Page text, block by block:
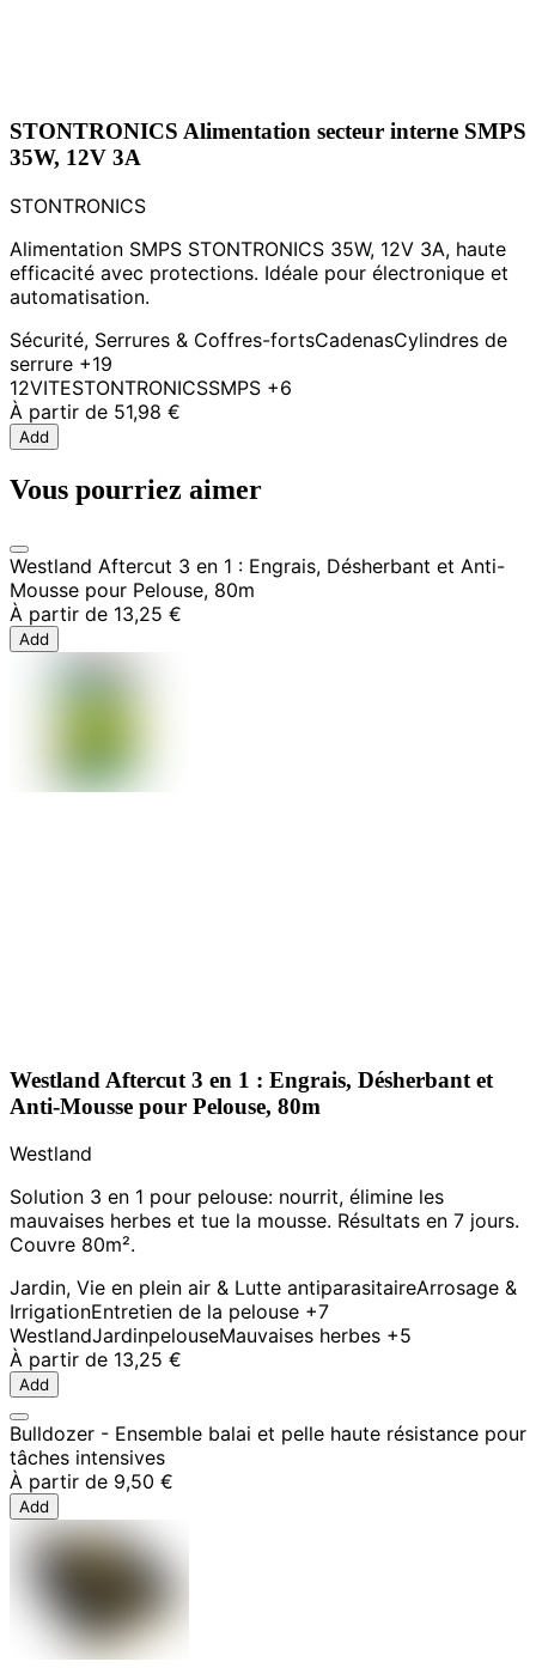
STONTRONICS Alimentation secteur interne SMPS
35W, 12V 3A
STONTRONICS
Alimentation SMPS STONTRONICS 35W, 12V 3A, haute
efficacité avec protections. Idéale pour électronique et
automatisation.
Sécurité, Serrures & Coffres-fortsCadenasCylindres de
serrure +19
12VITESTONTRONICSSMPS +6
À partir de 51,98 €
Add
Vous pourriez aimer
Westland Aftercut 3 en 1 : Engrais, Désherbant et Anti-
Mousse pour Pelouse, 80m
À partir de 13,25 €
Add
Westland Aftercut 3 en 1 : Engrais, Désherbant et
Anti-Mousse pour Pelouse, 80m
Westland
Solution 3 en 1 pour pelouse: nourrit, élimine les
mauvaises herbes et tue la mousse. Résultats en 7 jours.
Couvre 80m².
Jardin, Vie en plein air & Lutte antiparasitaireArrosage &
IrrigationEntretien de la pelouse +7
WestlandJardinpelouseMauvaises herbes +5
À partir de 13,25 €
Add
Bulldozer - Ensemble balai et pelle haute résistance pour
tâches intensives
À partir de 9,50 €
Add